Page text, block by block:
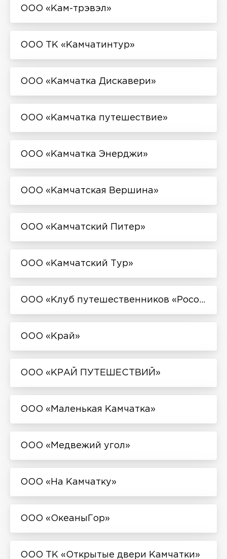
ООО «Кам-трэвэл»
ООО ТК «Камчатинтур»
ООО «Камчатка Дискавери»
ООО «Камчатка путешествие»
ООО «Камчатка Энерджи»
ООО «Камчатская Вершина»
ООО «Камчатский Питер»
ООО «Камчатский Тур»
ООО «Клуб путешественников «Росомаха»
ООО «Край»
ООО «КРАЙ ПУТЕШЕСТВИЙ»
ООО «Маленькая Камчатка»
ООО «Медвежий угол»
ООО «На Камчатку»
ООО «ОкеаныГор»
ООО ТК «Открытые двери Камчатки»